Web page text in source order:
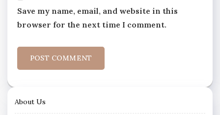
Save my name, email, and website in this
browser for the next time I comment.
About Us